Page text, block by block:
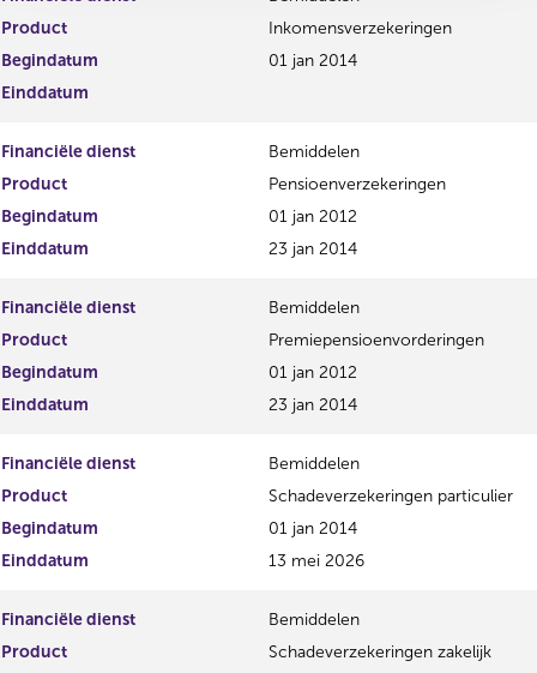
Product
Inkomensverzekeringen
Begindatum
01 jan 2014
Einddatum
Financiële dienst
Bemiddelen
Product
Pensioenverzekeringen
Begindatum
01 jan 2012
Einddatum
23 jan 2014
Financiële dienst
Bemiddelen
Product
Premiepensioenvorderingen
Begindatum
01 jan 2012
Einddatum
23 jan 2014
Financiële dienst
Bemiddelen
Product
Schadeverzekeringen particulier
Begindatum
01 jan 2014
Einddatum
13 mei 2026
Financiële dienst
Bemiddelen
Product
Schadeverzekeringen zakelijk